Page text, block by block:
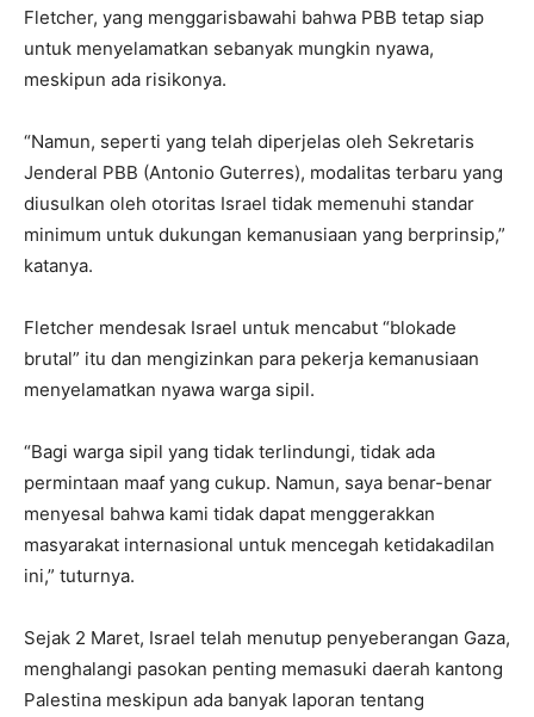
Fletcher, yang menggarisbawahi bahwa PBB tetap siap
untuk menyelamatkan sebanyak mungkin nyawa,
meskipun ada risikonya.
“Namun, seperti yang telah diperjelas oleh Sekretaris
Jenderal PBB (Antonio Guterres), modalitas terbaru yang
diusulkan oleh otoritas Israel tidak memenuhi standar
minimum untuk dukungan kemanusiaan yang berprinsip,”
katanya.
Fletcher mendesak Israel untuk mencabut “blokade
brutal” itu dan mengizinkan para pekerja kemanusiaan
menyelamatkan nyawa warga sipil.
“Bagi warga sipil yang tidak terlindungi, tidak ada
permintaan maaf yang cukup. Namun, saya benar-benar
menyesal bahwa kami tidak dapat menggerakkan
masyarakat internasional untuk mencegah ketidakadilan
ini,” tuturnya.
Sejak 2 Maret, Israel telah menutup penyeberangan Gaza,
menghalangi pasokan penting memasuki daerah kantong
Palestina meskipun ada banyak laporan tentang